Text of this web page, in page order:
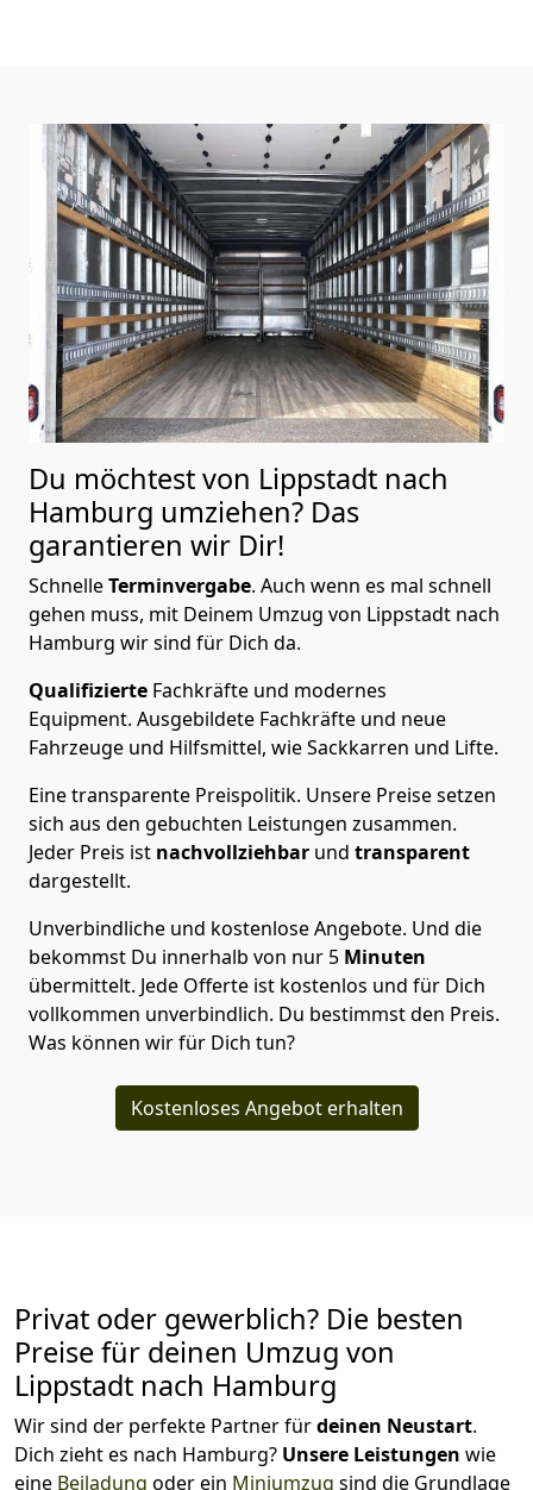
Du möchtest von Lippstadt nach
Hamburg umziehen? Das
garantieren wir Dir!
SchnelleTerminvergabe. Auch wenn es mal schnell
gehen muss, mit Deinem Umzug von Lippstadt nach
Hamburg wir sind für Dich da.
Qualifizierte Fachkräfte und modernes
Equipment. Ausgebildete Fachkräfte und neue
Fahrzeuge und Hilfsmittel, wie Sackkarren und Lifte.
Eine transparente Preispolitik. Unsere Preise setzen
sich aus den gebuchten Leistungen zusammen.
Jeder Preis ist nachvollziehbar und transparent
dargestellt.
Unverbindliche und kostenlose Angebote. Und die
bekommst Du innerhalb von nur 5 Minuten
übermittelt. Jede Offerte ist kostenlos und für Dich
vollkommen unverbindlich. Du bestimmst den Preis.
Was können wir für Dich tun?
Kostenloses Angebot erhalten
Privat oder gewerblich? Die besten
Preise für deinen Umzug von
Lippstadt nach Hamburg
Wir sind der perfekte Partner fürdeinen Neustart.
Dich zieht es nach Hamburg? Unsere Leistungen wie
eine Beiladung oder ein Miniumzug sind die Grundlage